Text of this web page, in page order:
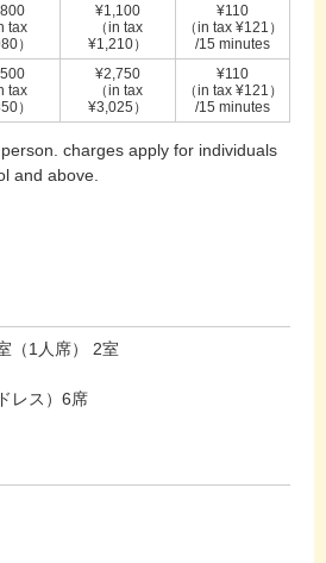
tax
）
¥1,100
（in tax
¥1,210）
¥110
（in tax ¥121）
/15 minutes
tax
）
¥2,750
（in tax
¥3,025）
¥110
（in tax ¥121）
/15 minutes
charges apply for individuals
and above.
（1人席） 2室
レス）6席